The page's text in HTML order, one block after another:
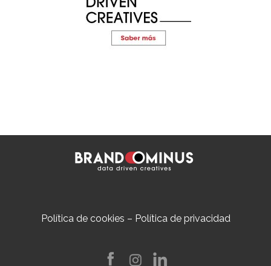
Política de cookies – Política de privacidad